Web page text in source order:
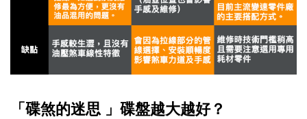
「碟煞的迷思 」碟盤越大越好？